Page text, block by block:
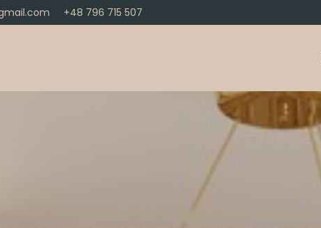
+48 796 715 507